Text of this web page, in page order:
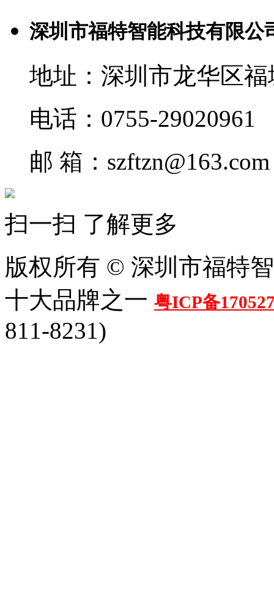
深圳市福特智能科技有限公
地址：深圳市龙华区
电话：0755-29020961
邮 箱：szftzn@163.com
扫一扫 了解更多
版权所有 © 深圳市福特
十大品牌之一 粤ICP备
811-8231)